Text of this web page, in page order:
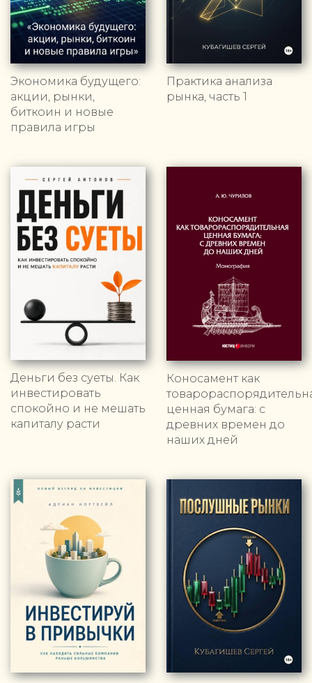
Экономика будущего:
акции, рынки,
биткоин и новые
правила игры
Практика анализа
рынка, часть 1
Деньги без суеты. Как
инвестировать
спокойно и не мешать
капиталу расти
Коносамент как
ценная бумага: с
древних времен до
наших дней